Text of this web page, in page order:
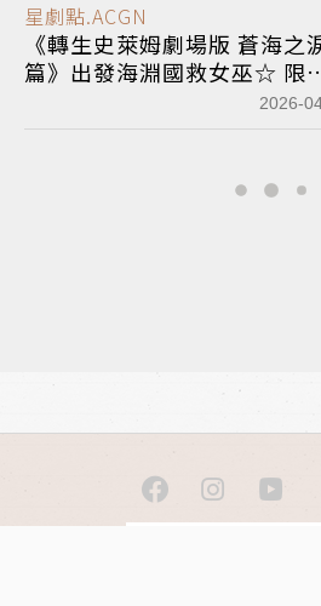
星劇點.ACGN
《轉生史萊姆劇場版 蒼海之
篇》出發海淵國救女巫☆ 限
預售套組、合影牆快閃店情
2026-